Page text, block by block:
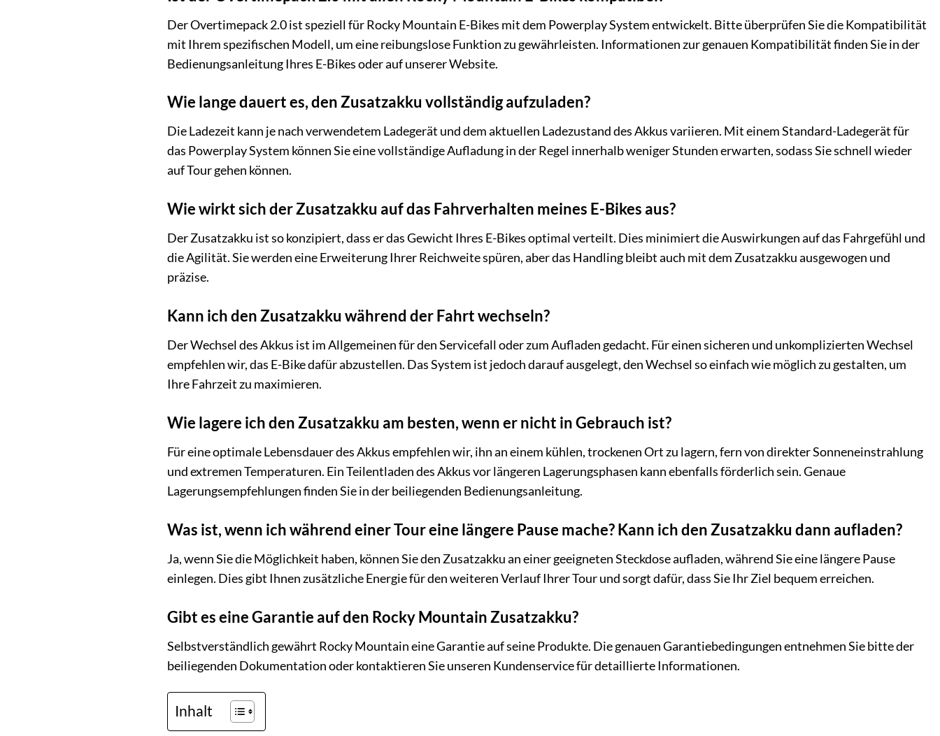
Der Overtimepack 2.0 ist speziell für Rocky Mountain E-Bikes mit dem Powerplay System entwickelt. Bitte überprüfen Sie die Kompatibilität
mit Ihrem spezifischen Modell, um eine reibungslose Funktion zu gewährleisten. Informationen zur genauen Kompatibilität finden Sie in der
Bedienungsanleitung Ihres E-Bikes oder auf unserer Website.
Wie lange dauert es, den Zusatzakku vollständig aufzuladen?
Die Ladezeit kann je nach verwendetem Ladegerät und dem aktuellen Ladezustand des Akkus variieren. Mit einem Standard-Ladegerät für
das Powerplay System können Sie eine vollständige Aufladung in der Regel innerhalb weniger Stunden erwarten, sodass Sie schnell wieder
auf Tour gehen können.
Wie wirkt sich der Zusatzakku auf das Fahrverhalten meines E-Bikes aus?
Der Zusatzakku ist so konzipiert, dass er das Gewicht Ihres E-Bikes optimal verteilt. Dies minimiert die Auswirkungen auf das Fahrgefühl und
die Agilität. Sie werden eine Erweiterung Ihrer Reichweite spüren, aber das Handling bleibt auch mit dem Zusatzakku ausgewogen und
präzise.
Kann ich den Zusatzakku während der Fahrt wechseln?
Der Wechsel des Akkus ist im Allgemeinen für den Servicefall oder zum Aufladen gedacht. Für einen sicheren und unkomplizierten Wechsel
empfehlen wir, das E-Bike dafür abzustellen. Das System ist jedoch darauf ausgelegt, den Wechsel so einfach wie möglich zu gestalten, um
Ihre Fahrzeit zu maximieren.
Wie lagere ich den Zusatzakku am besten, wenn er nicht in Gebrauch ist?
Für eine optimale Lebensdauer des Akkus empfehlen wir, ihn an einem kühlen, trockenen Ort zu lagern, fern von direkter Sonneneinstrahlung
und extremen Temperaturen. Ein Teilentladen des Akkus vor längeren Lagerungsphasen kann ebenfalls förderlich sein. Genaue
Lagerungsempfehlungen finden Sie in der beiliegenden Bedienungsanleitung.
Was ist, wenn ich während einer Tour eine längere Pause mache? Kann ich den Zusatzakku dann aufladen?
Ja, wenn Sie die Möglichkeit haben, können Sie den Zusatzakku an einer geeigneten Steckdose aufladen, während Sie eine längere Pause
einlegen. Dies gibt Ihnen zusätzliche Energie für den weiteren Verlauf Ihrer Tour und sorgt dafür, dass Sie Ihr Ziel bequem erreichen.
Gibt es eine Garantie auf den Rocky Mountain Zusatzakku?
Selbstverständlich gewährt Rocky Mountain eine Garantie auf seine Produkte. Die genauen Garantiebedingungen entnehmen Sie bitte der
beiliegenden Dokumentation oder kontaktieren Sie unseren Kundenservice für detaillierte Informationen.
Inhalt